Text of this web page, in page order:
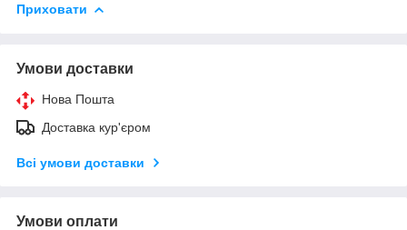
Приховати
Умови доставки
Нова Пошта
Доставка кур'єром
Всі умови доставки
Умови оплати